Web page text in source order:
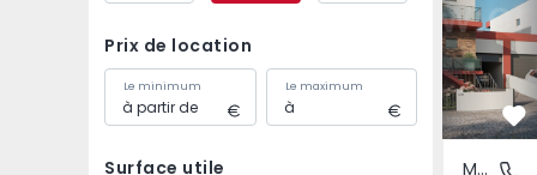
Prix de location
Le minimum Le maximum
Surface utile
Maison Jumelée